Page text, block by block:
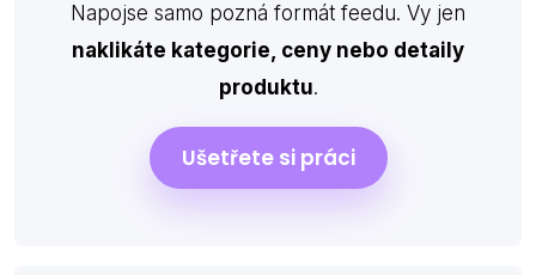
Napojse samo pozná formát feedu. Vy jen
naklikáte kategorie, ceny nebo detaily
produktu.
Ušetřete si práci